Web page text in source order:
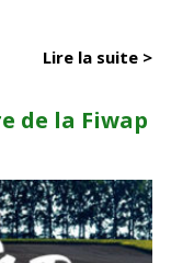
Lire la suite >
de la Fiwap